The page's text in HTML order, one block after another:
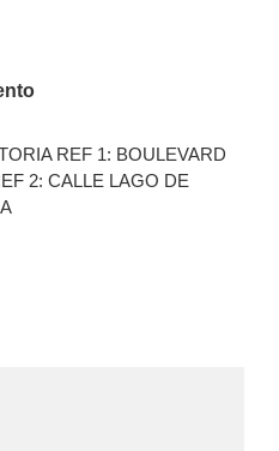
REF 1: BOULEVARD
2: CALLE LAGO DE